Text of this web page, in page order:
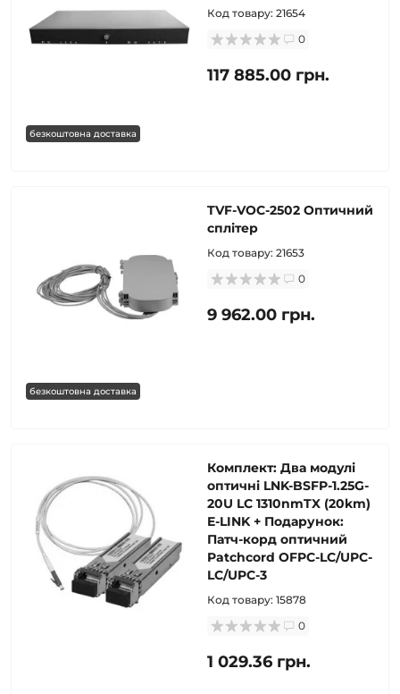
безкоштовна доставка
Код товару: 21654
0
117 885.00 грн.
безкоштовна доставка
TVF-VOC-2502 Оптичний
сплітер
Код товару: 21653
0
9 962.00 грн.
Комплект: Два модулі
оптичні LNK-BSFP-1.25G-
20U LC 1310nmTX (20km)
E-LINK + Подарунок:
Патч-корд оптичний
Patchcord OFPC-LC/UPC-
LC/UPC-3
Код товару: 15878
0
1 029.36 грн.